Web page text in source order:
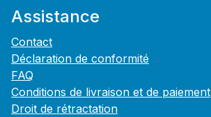
Assistance
Contact
Déclaration de conformité
FAQ
Conditions de livraison et de paiement
Droit de rétractation